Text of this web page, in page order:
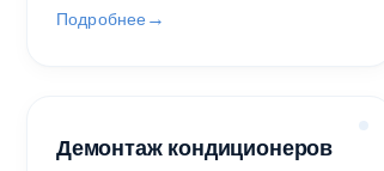
Подробнее
Демонтаж кондиционеров